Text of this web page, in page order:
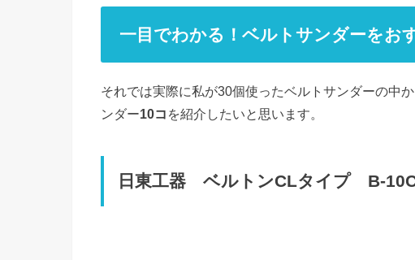
一目でわかる！ベルトサンダーをお
それでは実際に私が30個使ったベルトサンダーの中
ンダー10コ を紹介したいと思います。
日東工器 ベルトンCLタイプ B-